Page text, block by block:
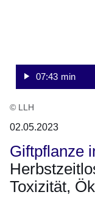
07:43 min
© LLH
02.05.2023
Giftpflanze
Toxizität,